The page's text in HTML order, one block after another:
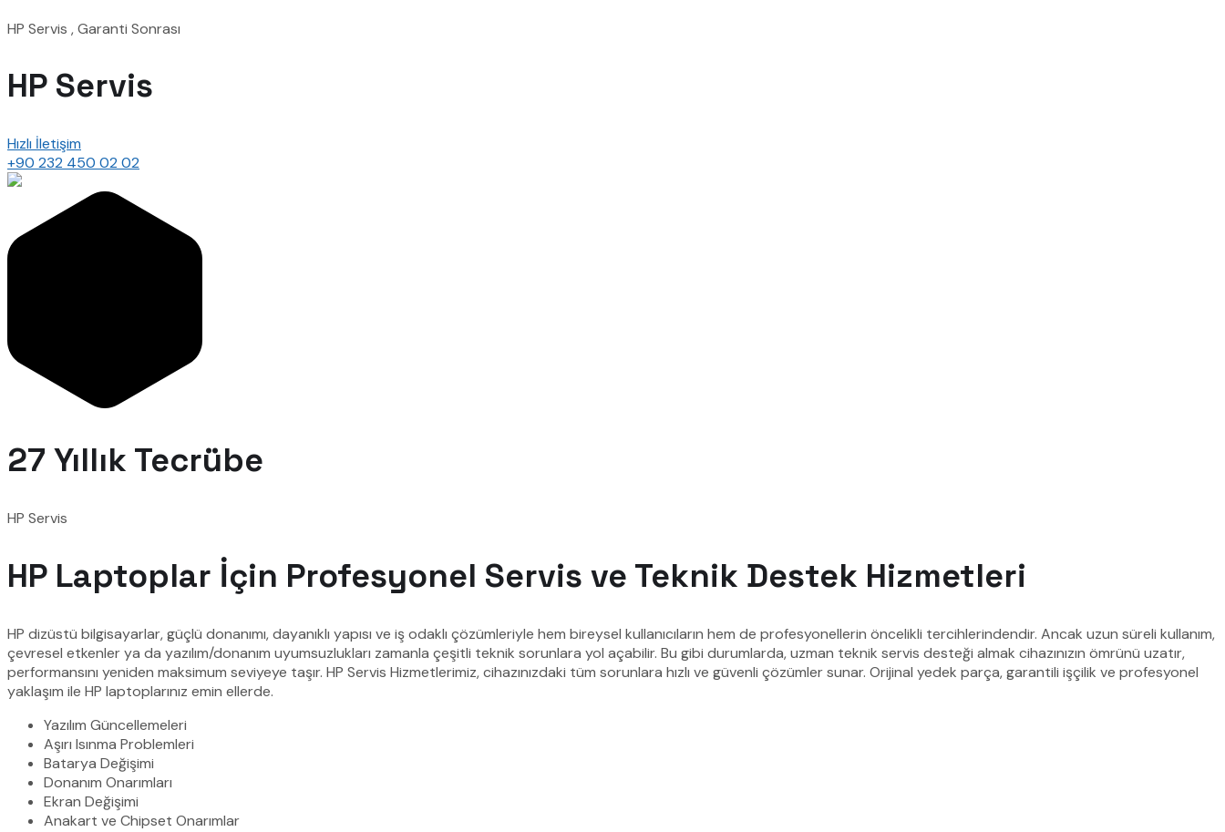
HP Servis , Garanti Sonrası
HP Servis
Hızlı İletişim
+90 232 450 02 02
27 Yıllık Tecrübe
HP Servis
HP Laptoplar İçin Profesyonel Servis ve Teknik Destek Hizmetleri
HP dizüstü bilgisayarlar, güçlü donanımı, dayanıklı yapısı ve iş odaklı çözümleriyle hem bireysel kullanıcıların hem de profesyonellerin öncelikli tercihlerindendir. Ancak uzun süreli kullanım,
çevresel etkenler ya da yazılım/donanım uyumsuzlukları zamanla çeşitli teknik sorunlara yol açabilir. Bu gibi durumlarda, uzman teknik servis desteği almak cihazınızın ömrünü uzatır,
performansını yeniden maksimum seviyeye taşır. HP Servis Hizmetlerimiz, cihazınızdaki tüm sorunlara hızlı ve güvenli çözümler sunar. Orijinal yedek parça, garantili işçilik ve profesyonel
yaklaşım ile HP laptoplarınız emin ellerde.
Yazılım Güncellemeleri
Aşırı Isınma Problemleri
Batarya Değişimi
Donanım Onarımları
Ekran Değişimi
Anakart ve Chipset Onarımlar